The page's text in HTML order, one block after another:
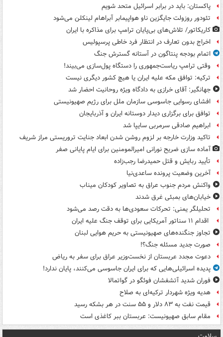
پاکستان: باید در برابر اسرائیل متحد شویم
تئودور روزولت جایگزین ناو هواپیمابر آبراهام لینکلن می‌شود
کاریکاتور/ تلاش‌های بی‌پایان ترامپ برای مذاکره با ایران
اخراج بدون تعارف در انتظار فرد خاطی پرسپولیس
اتمام بودجه پنتاگون در آستانه گسترش جنگ
وقتی ترامپ ریاست‌جمهوری را دستگاه پول‌سازی می‌بیند!
ترکیه: توافق مکه علیه ایران یا هیچ کشور دیگری نیست
جهانگیر: آقای خرازی به دادگاه ویژه روحانیت احضار شد
افشای رسوایی جاسوسی سازمان ملل برای رژیم صهیونیستی
توافق برای برگزاری دیدار دوستانه ایران و آذربایجان
ابراهیم صادقی سرمربی سایپا شد
تاکید وزارت خارجه بر لزوم روشن شدن ابعاد جنایت تروریستی مراز شریف
آماده سازی ضریح نورانی امیرالمومنین برای ایام پایانی صفر
تأیید ربایش و قتل حمیدرضا رجب‌زاده
آخرین وضعیت پرونده ساعدی‌نیا
واکنش مردم جنوب عراق به تصاویر کودکان میناب
خیابان‌های بمبئی غرق شدند
تحلیلگر یمنی: تحرکات سعودی‌ها به دقت رصد می‌شود
اقدام ۱۱ سناتور آمریکایی برای توقف جنگ علیه ایران
تجاوز جنگنده‌های صهیونیستی به حریم هوایی لبنان
صورت جدید مسئله جنگ؟!
دعوت مجدد عربستان از نخست‌وزیر عراق برای سفر به ریاض
پدیده اسرائیلی‌هایی که برای ایران جاسوسی می‌کنند، پایان ندارد!
فوران شدید آتشفشان فوئگو در گواتمالا
هدیه ویژه شهردار ترکیه‌ای به صلاح
قیمت نفت به ۸۳ دلار و ۵۵ سنت در هر بشکه رسید
مقام سابق صهیونیست: عربستان ببر کاغذی است